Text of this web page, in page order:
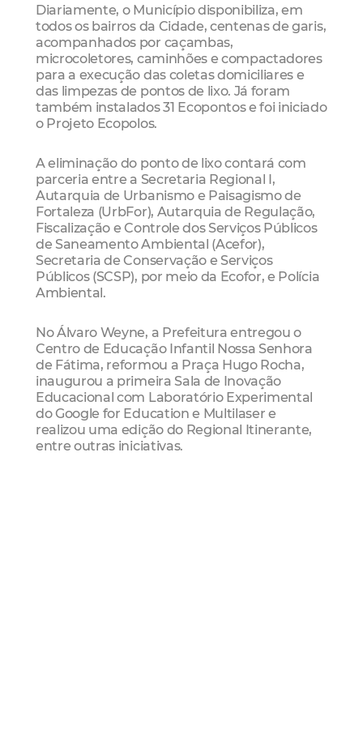
Diariamente, o Município disponibiliza, em
todos os bairros da Cidade, centenas de garis,
acompanhados por caçambas,
microcoletores, caminhões e compactadores
para a execução das coletas domiciliares e
das limpezas de pontos de lixo. Já foram
também instalados 31 Ecopontos e foi iniciado
o Projeto Ecopolos.
A eliminação do ponto de lixo contará com
parceria entre a Secretaria Regional I,
Autarquia de Urbanismo e Paisagismo de
Fortaleza (UrbFor), Autarquia de Regulação,
Fiscalização e Controle dos Serviços Públicos
de Saneamento Ambiental (Acefor),
Secretaria de Conservação e Serviços
Públicos (SCSP), por meio da Ecofor, e Polícia
Ambiental.
No Álvaro Weyne, a Prefeitura entregou o
Centro de Educação Infantil Nossa Senhora
de Fátima, reformou a Praça Hugo Rocha,
inaugurou a primeira Sala de Inovação
Educacional com Laboratório Experimental
do Google for Education e Multilaser e
realizou uma edição do Regional Itinerante,
entre outras iniciativas.